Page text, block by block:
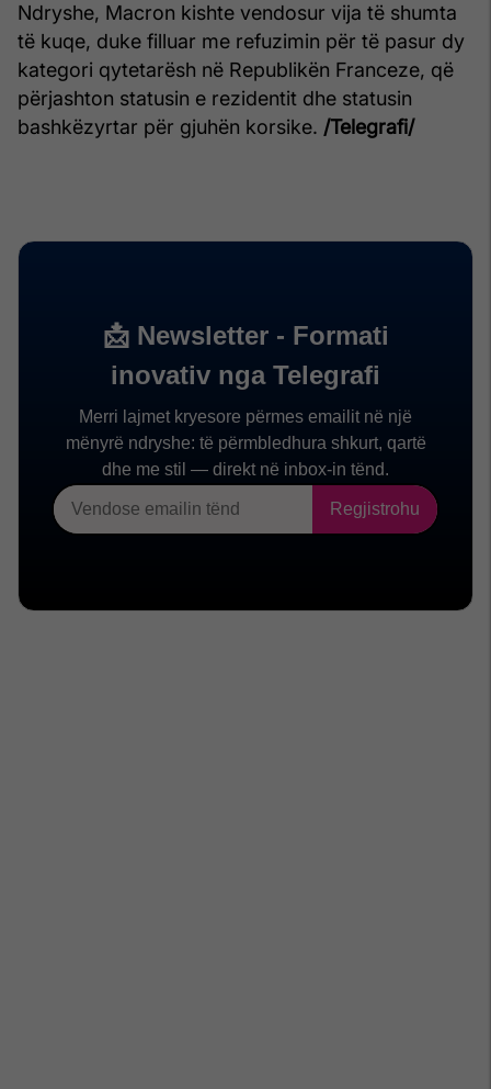
Ndryshe, Macron kishte vendosur vija të shumta
të kuqe, duke filluar me refuzimin për të pasur dy
kategori qytetarësh në Republikën Franceze, që
përjashton statusin e rezidentit dhe statusin
bashkëzyrtar për gjuhën korsike. /Telegrafi/